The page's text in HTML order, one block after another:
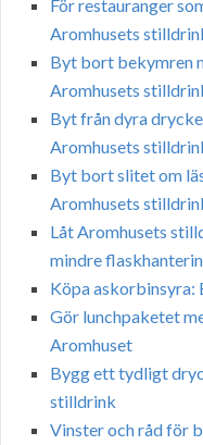
För restauranger
Aromhusets
Byt bort bekymren
Aromhusets
Byt från dyra
Aromhusets
Byt bort slitet om
Aromhusets
Låt Aromhusets
mindre
Köpa askorbinsyra:
Gör lunchpaketet
Aromhuset
Bygg ett tydligt
stilldrink
Vinster och råd för